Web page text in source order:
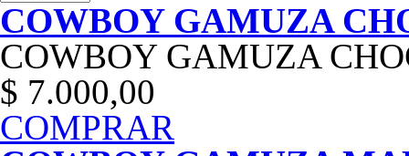
COWBOY GAMUZA
COWBOY GAMUZA
$ 7.000,00
COMPRAR